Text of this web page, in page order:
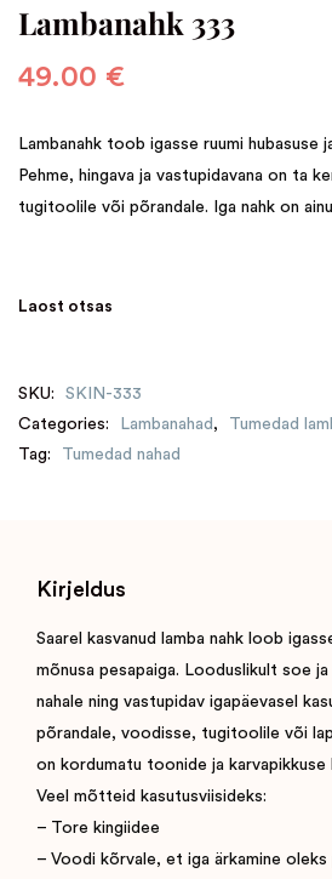
Lambanahk 333
49.00 €
Lambanahk toob igasse ruumi hubasuse
Pehme, hingava ja vastupidavana on ta
tugitoolile või põrandale. Iga nahk on
Laost otsas
SKU:
SKIN-333
Categories:
Lambanahad ,
Tumedad
Tag:
Tumedad nahad
Kirjeldus
Saarel kasvanud lamba nahk loob
mõnusa pesapaiga. Looduslikult soe ja
nahale ning vastupidav igapäevasel
põrandale, voodisse, tugitoolile või
on kordumatu toonide ja karvapikkuse
Veel mõtteid kasutusviisideks:
– Tore kingiidee
– Voodi kõrvale, et iga ärkamine oleks